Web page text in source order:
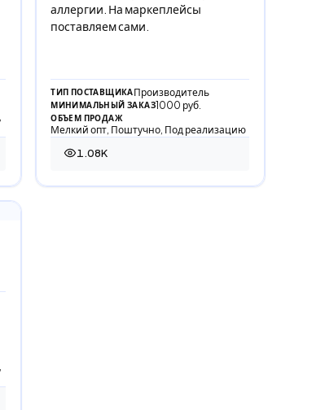
аллергии. На маркеплейсы
поставляем сами.
ТИП ПОСТАВЩИКАПроизводитель
МИНИМАЛЬНЫЙ ЗАКАЗ1000 руб.
ОБЪЕМ ПРОДАЖ
Мелкий опт, Поштучно, Под реализацию
1.08K
1 079 просмотров